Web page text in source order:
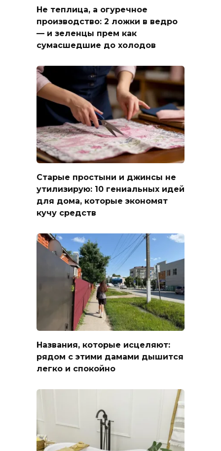
Не теплица, а огуречное
производство: 2 ложки в ведро
— и зеленцы прем как
сумасшедшие до холодов
Старые простыни и джинсы не
утилизирую: 10 гениальных идей
для дома, которые экономят
кучу средств
Названия, которые исцеляют:
рядом с этими дамами дышится
легко и спокойно